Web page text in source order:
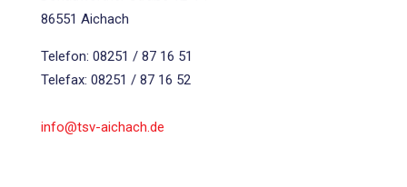
86551 Aichach
Telefon: 08251 / 87 16 51
Telefax: 08251 / 87 16 52
info@tsv-aichach.de